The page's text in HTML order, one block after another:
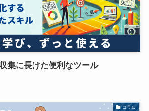
集に長けた便利なツール
コラム